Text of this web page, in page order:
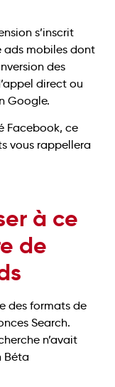
s’inscrit
ads mobiles dont
des
direct ou
Google.
Facebook, ce
vous rappellera
à ce
de
des formats de
Search.
n’avait
Béta